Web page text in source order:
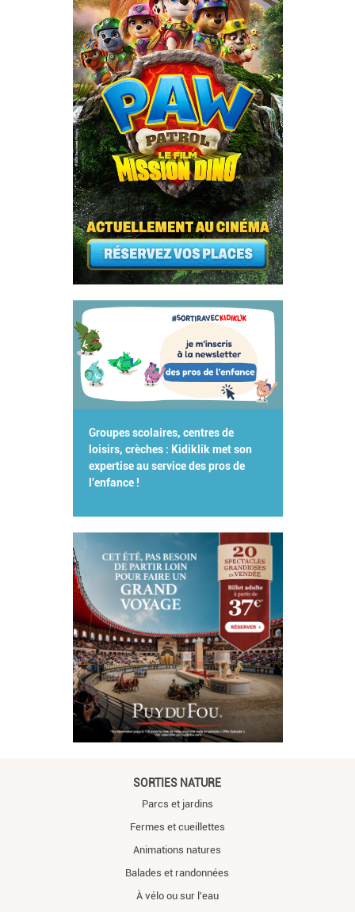
Groupes scolaires, centres de
loisirs, crèches : Kidiklik met son
expertise au service des pros de
l'enfance !
SORTIES NATURE
Parcs et jardins
Fermes et cueillettes
Animations natures
Balades et randonnées
À vélo ou sur l'eau